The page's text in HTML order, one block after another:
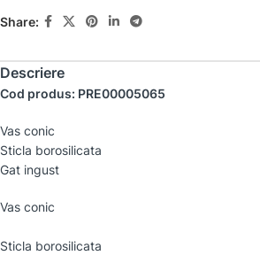
Share:
Descriere
Cod produs: PRE00005065
Vas conic
Sticla borosilicata
Gat ingust
Vas conic
Sticla borosilicata